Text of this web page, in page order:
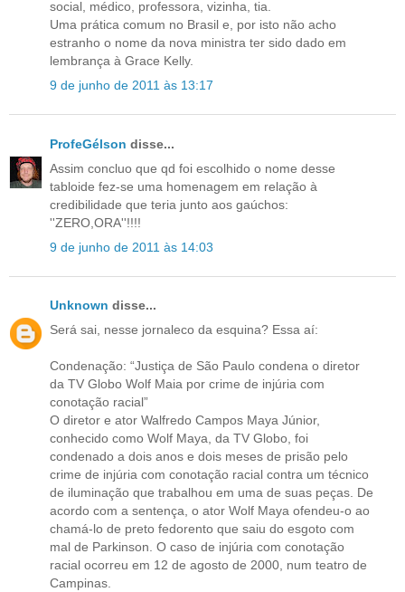
social, médico, professora, vizinha, tia.
Uma prática comum no Brasil e, por isto não acho
estranho o nome da nova ministra ter sido dado em
lembrança à Grace Kelly.
9 de junho de 2011 às 13:17
ProfeGélson disse...
Assim concluo que qd foi escolhido o nome desse
tabloide fez-se uma homenagem em relação à
credibilidade que teria junto aos gaúchos:
''ZERO,ORA''!!!!
9 de junho de 2011 às 14:03
Unknown disse...
Será sai, nesse jornaleco da esquina? Essa aí:
Condenação: “Justiça de São Paulo condena o diretor
da TV Globo Wolf Maia por crime de injúria com
conotação racial”
O diretor e ator Walfredo Campos Maya Júnior,
conhecido como Wolf Maya, da TV Globo, foi
condenado a dois anos e dois meses de prisão pelo
crime de injúria com conotação racial contra um técnico
de iluminação que trabalhou em uma de suas peças. De
acordo com a sentença, o ator Wolf Maya ofendeu-o ao
chamá-lo de preto fedorento que saiu do esgoto com
mal de Parkinson. O caso de injúria com conotação
racial ocorreu em 12 de agosto de 2000, num teatro de
Campinas.